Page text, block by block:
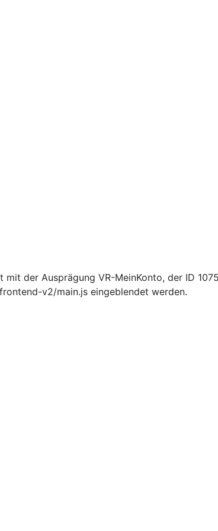
der Ausprägung VR-MeinKonto, der ID
v2/main.js eingeblendet werden.